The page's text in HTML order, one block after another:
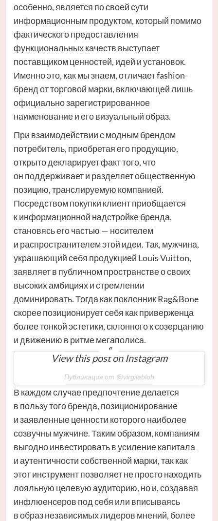
особенно, является по своей сути
информационным продуктом, который помимо
фактического предоставления
функциональных качеств выступает
поставщиком ценностей, идей и установок.
Именно это, как мы знаем, отличает fashion-
бренд от торговой марки, включающей лишь
официально зарегистрированное
наименование и его визуальный образ.
При взаимодействии с модным брендом
потребитель, приобретая его продукцию,
открыто декларирует факт того, что
он поддерживает и разделяет общественную
позицию, транслируемую компанией.
Посредством покупки клиент приобщается
к информационной надстройке бренда,
становясь его частью — носителем
и распространителем этой идеи. Так, мужчина,
украшающий себя продукцией Louis Vuitton,
заявляет в публичном пространстве о своих
высоких амбициях и стремлении
доминировать. Тогда как поклонник Rag&Bone
скорее позиционирует себя как приверженца
более тонкой эстетики, склонного к созерцанию
и движению в ритме мегаполиса.
View this post on Instagram
Публикация от @virgilabloh
В каждом случае предпочтение делается
в пользу того бренда, позиционирование
и заявленные ценности которого наиболее
созвучны мужчине. Таким образом, компаниям
выгодно инвестировать в усиление капитала
и аутентичности собственной марки, так как
этот инструмент позволяет не просто находить
лояльную целевую аудиторию, но и, создавая
инфлюенсеров под себя или вписываясь
в образ независимых лидеров мнений, более